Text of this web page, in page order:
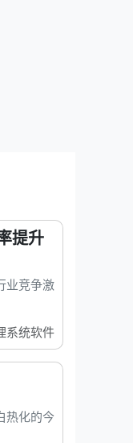
提升
业竞争激
系统软件
热化的今